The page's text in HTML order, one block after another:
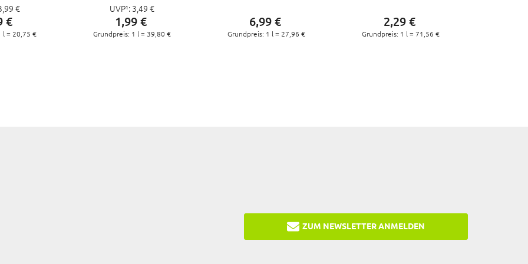
ML
99 €
€
l = 20, 75 €
DESINFEKTIONSMITTEL
FLUID, 50 ML
UVP¹: 3, 49 €
1,99 €
Grundpreis: 1 l = 39, 80 €
ML
6,99 €
Grundpreis: 1 l = 27, 96 €
ML
2,29 €
Grundpreis: 1 l = 71, 56 €
ZUM NEWSLETTER ANMELDEN